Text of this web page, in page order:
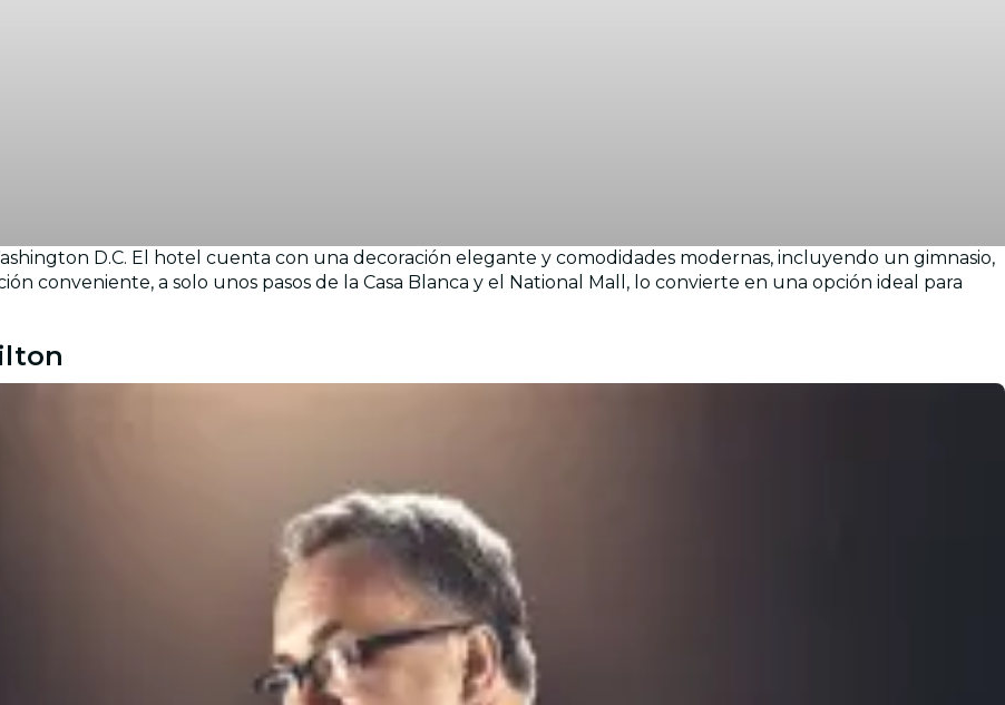
D.C. El hotel cuenta con una decoración elegante y comodidades modernas, incluyendo un gimnasio,
conveniente, a solo unos pasos de la Casa Blanca y el National Mall, lo convierte en una opción ideal para